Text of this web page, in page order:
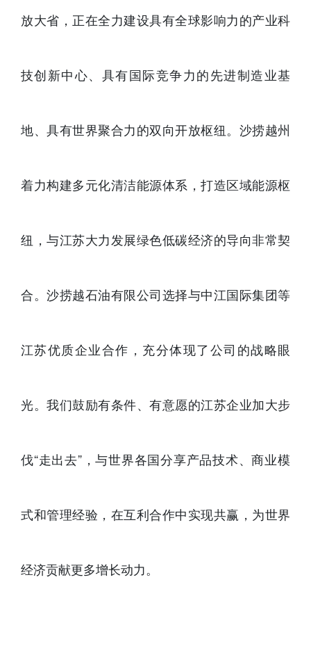
放大省，正在全力建设具有全球影响力的产业科
技创新中心、具有国际竞争力的先进制造业基
地、具有世界聚合力的双向开放枢纽。沙捞越州
着力构建多元化清洁能源体系，打造区域能源枢
纽，与江苏大力发展绿色低碳经济的导向非常契
合。沙捞越石油有限公司选择与中江国际集团等
江苏优质企业合作，充分体现了公司的战略眼
光。我们鼓励有条件、有意愿的江苏企业加大步
伐“走出去”，与世界各国分享产品技术、商业模
式和管理经验，在互利合作中实现共赢，为世界
经济贡献更多增长动力。